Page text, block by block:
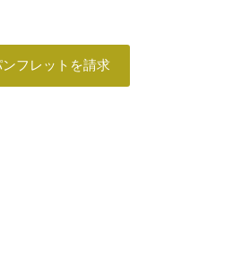
フレットを請求